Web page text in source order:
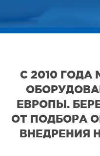
С 2010
ЕВРОПЫ.
ОТ ПОДБОРА
ВНЕДРЕНИЯ